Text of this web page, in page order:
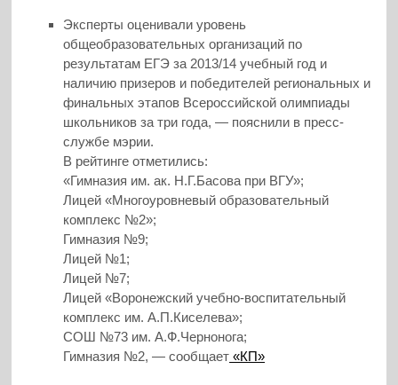
Эксперты оценивали уровень
общеобразовательных организаций по
результатам ЕГЭ за 2013/14 учебный год и
наличию призеров и победителей региональных и
финальных этапов Всероссийской олимпиады
школьников за три года, — пояснили в пресс-
службе мэрии.
В рейтинге отметились:
«Гимназия им. ак. Н.Г.Басова при ВГУ»;
Лицей «Многоуровневый образовательный
комплекс №2»;
Гимназия №9;
Лицей №1;
Лицей №7;
Лицей «Воронежский учебно-воспитательный
комплекс им. А.П.Киселева»;
СОШ №73 им. А.Ф.Чернонога;
Гимназия №2, — сообщает «КП»